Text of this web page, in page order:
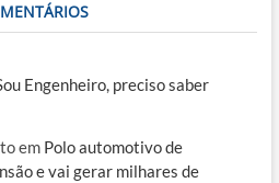
Engenheiro, preciso saber
em Polo automotivo de
e vai gerar milhares de